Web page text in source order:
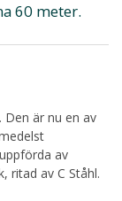
60 meter.
Den är nu en av
av
ritad av C Ståhl.